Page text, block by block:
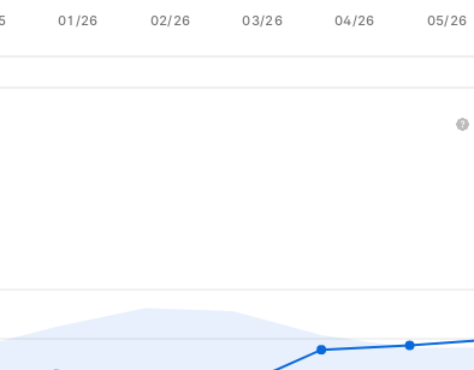
01/26 02/26 03/26 04/26 05/26